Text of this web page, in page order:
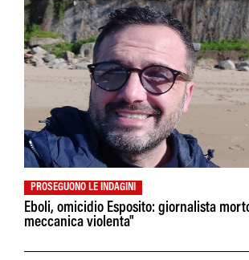
PROSEGUONO LE INDAGINI
Eboli, omicidio Esposito: giornalista
meccanica violenta"